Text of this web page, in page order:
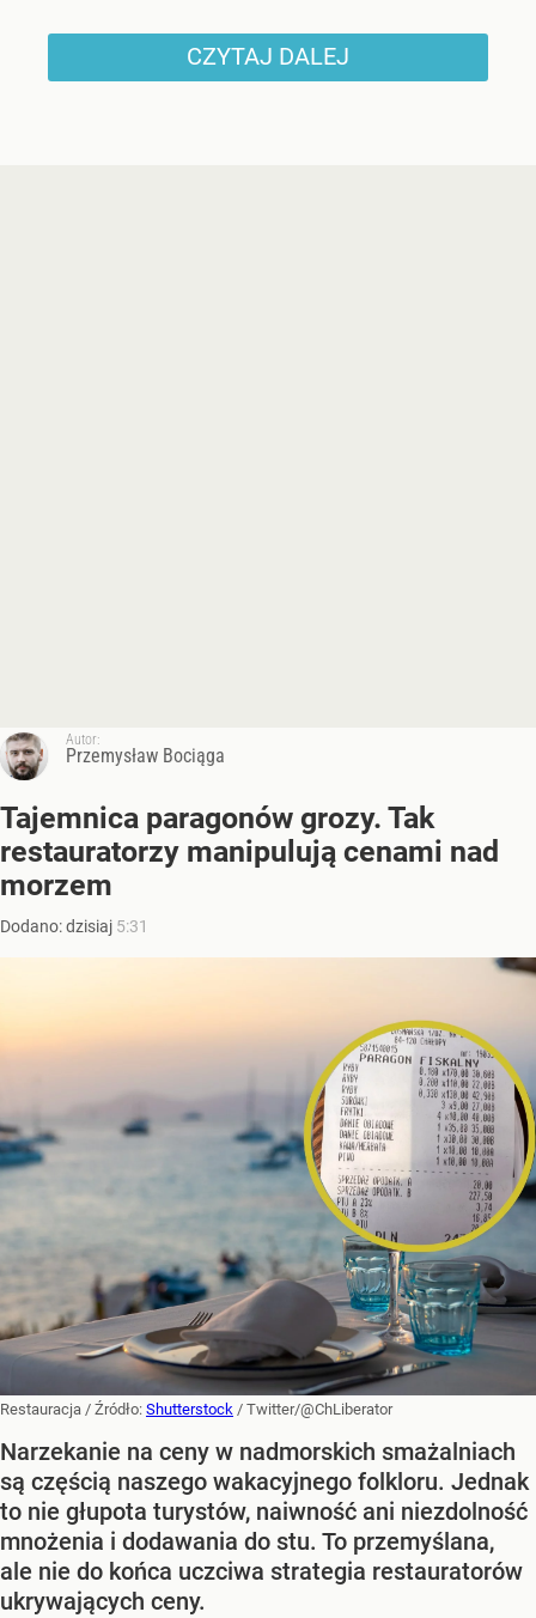
CZYTAJ DALEJ
Autor:
Przemysław Bociąga
Tajemnica paragonów grozy. Tak
restauratorzy manipulują cenami nad
morzem
Dodano:dzisiaj 5:31
Restauracja / Źródło: Shutterstock / Twitter/@ChLiberator
Narzekanie na ceny w nadmorskich smażalniach
są częścią naszego wakacyjnego folkloru. Jednak
to nie głupota turystów, naiwność ani niezdolność
mnożenia i dodawania do stu. To przemyślana,
ale nie do końca uczciwa strategia restauratorów
ukrywających ceny.